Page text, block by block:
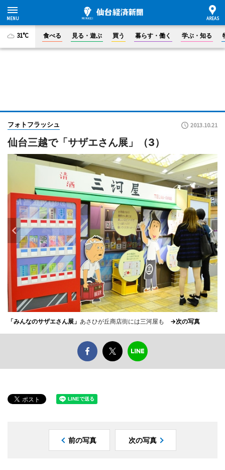
31°C 食べる 見る・遊ぶ 買う 暮らす・働く 学ぶ・知る
フォトフラッシュ 2013.10.21
仙台三越で「サザエさん展」（3）
「みんなのサザエさん展」 あさひが丘商店街には三河屋も →次の写真
前の写真 次の写真